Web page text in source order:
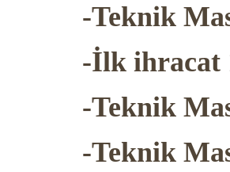
-Teknik
-İlk ihracat
-Teknik
-Teknik